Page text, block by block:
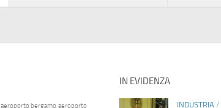
aeroporto bergamo aeroporto
IN EVIDENZA
INDUSTRIA/